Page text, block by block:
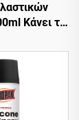
Κάνει τα
460g
Ελαστικών